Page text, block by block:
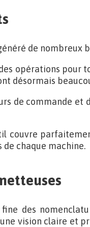
de nombreux
opérations pour
désormais
de commande et
couvre
chaque machine.
des
vision claire et